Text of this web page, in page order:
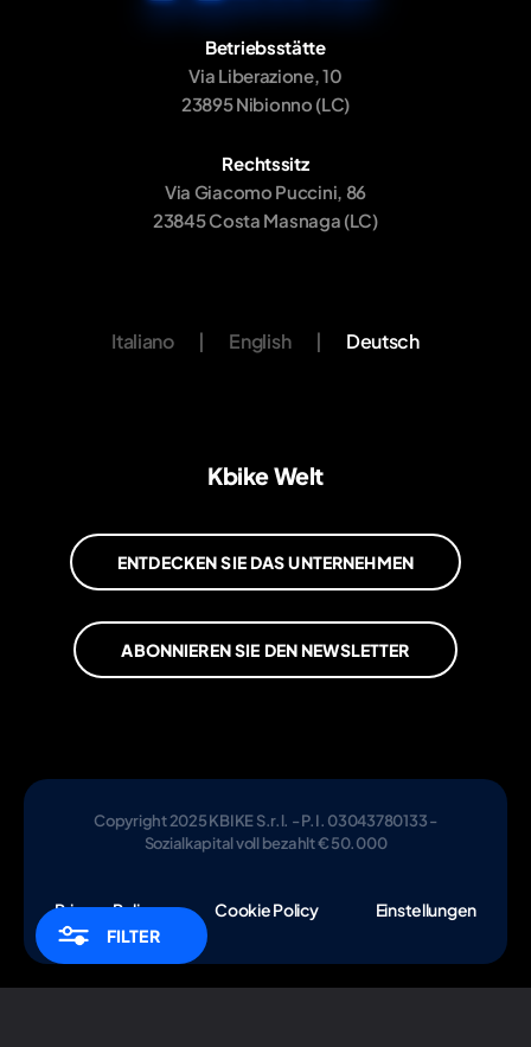
FILTER
Betriebsstätte
Via Liberazione, 10
23895 Nibionno (LC)
Rechtssitz
Via Giacomo Puccini, 86
23845 Costa Masnaga (LC)
Italiano | English | Deutsch
Kbike Welt
ENTDECKEN SIE DAS UNTERNEHMEN
ABONNIEREN SIE DEN NEWSLETTER
Copyright 2025 KBIKE S.r.l. - P.I. 03043780133 -
Sozialkapital voll bezahlt € 50.000
Privacy Policy Cookie Policy Einstellungen